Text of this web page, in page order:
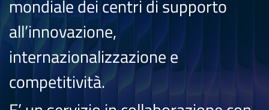
mondiale dei centri di supporto
all’innovazione,
internazionalizzazione e
competitività.